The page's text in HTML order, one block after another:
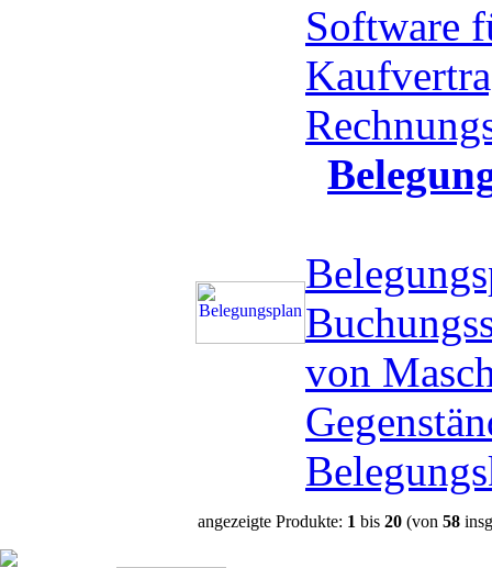
Software
von
angezeigte Produkte: 1 bis 20 (von 58